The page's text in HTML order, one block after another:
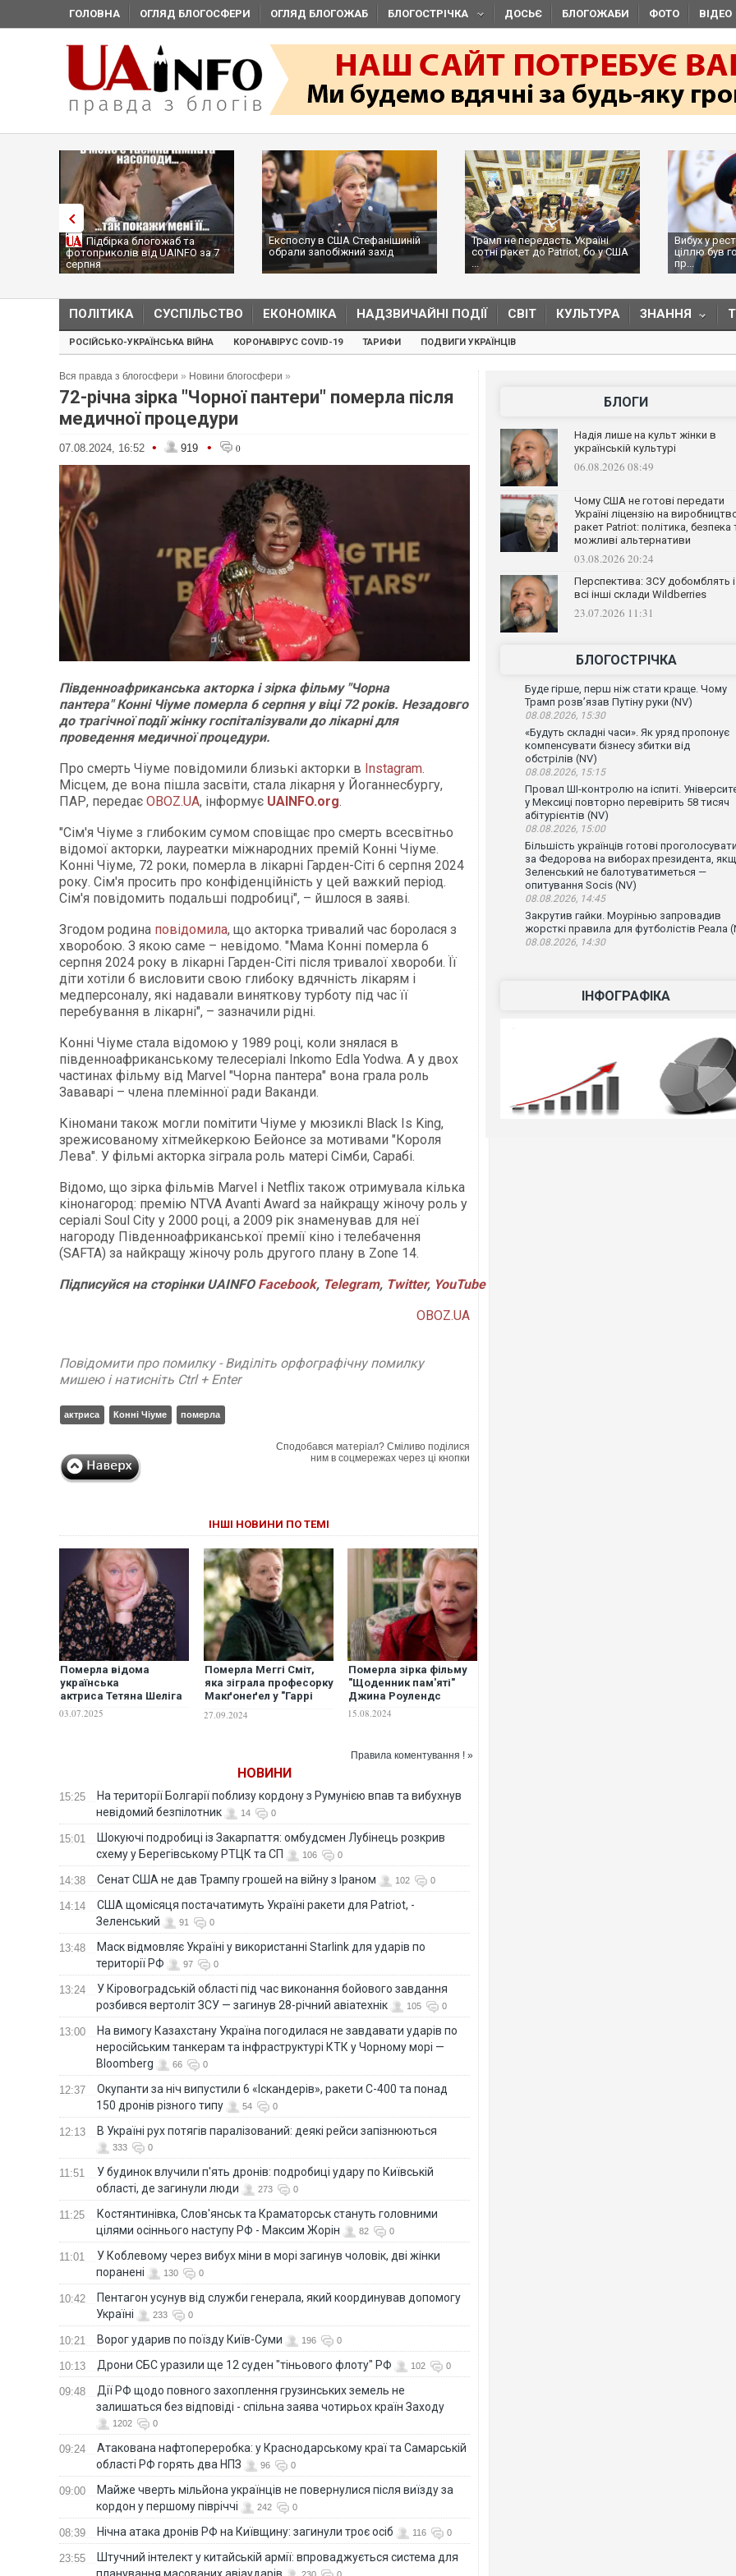
ГОЛОВНА ОГЛЯД БЛОГОСФЕРИ ОГЛЯД БЛОГОЖАБ БЛОГОСТРІЧКА ДОСЬЄ БЛОГОЖАБИ ФОТО ВІДЕО
Підбірка блогожаб та
фотоприколів від UAINFO за 7
серпня
Експослу в США Стефанішиній
обрали запобіжний захід
Трамп не передасть Україні
сотні ракет до Patriot, бо у США
...
Вибух у
ціллю був
пр...
ПОЛІТИКА СУСПІЛЬСТВО ЕКОНОМІКА НАДЗВИЧАЙНІ ПОДІЇ СВІТ КУЛЬТУРА ЗНАННЯ
РОСІЙСЬКО-УКРАЇНСЬКА ВІЙНА КОРОНАВІРУС COVID-19 ТАРИФИ ПОДВИГИ УКРАЇНЦІВ
Вся правда з блогосфери » Новини блогосфери »
72-річна зірка "Чорної пантери" померла після
медичної процедури
07.08.2024, 16:52 • 919 • 0
Південноафриканська акторка і зірка фільму "Чорна
пантера" Конні Чіуме померла 6 серпня у віці 72 років. Незадовго
до трагічної події жінку госпіталізували до лікарні для
проведення медичної процедури.
Про смерть Чіуме повідомили близькі акторки в Instagram.
Місцем, де вона пішла засвіти, стала лікарня у Йоганнесбургу,
ПАР, передає OBOZ.UA, інформує UAINFO.org.
"Сім'я Чіуме з глибоким сумом сповіщає про смерть всесвітньо
відомої акторки, лауреатки міжнародних премій Конні Чіуме.
Конні Чіуме, 72 роки, померла в лікарні Гарден-Сіті 6 серпня 2024
року. Сім'я просить про конфіденційність у цей важкий період.
Сім'я повідомить подальші подробиці", – йшлося в заяві.
Згодом родина повідомила, що акторка тривалий час боролася з
хворобою. З якою саме – невідомо. "Мама Конні померла 6
серпня 2024 року в лікарні Гарден-Сіті після тривалої хвороби. Її
діти хотіли б висловити свою глибоку вдячність лікарям і
медперсоналу, які надавали виняткову турботу під час її
перебування в лікарні", – зазначили рідні.
Конні Чіуме стала відомою у 1989 році, коли знялася в
південноафриканському телесеріалі Inkomo Edla Yodwa. А у двох
частинах фільму від Marvel "Чорна пантера" вона грала роль
Зававарі – члена племінної ради Ваканди.
Кіномани також могли помітити Чіуме у мюзиклі Black Is King,
зрежисованому хітмейкеркою Бейонсе за мотивами "Короля
Лева". У фільмі акторка зіграла роль матері Сімби, Сарабі.
Відомо, що зірка фільмів Marvel і Netflix також отримувала кілька
кінонагород: премію NTVA Avanti Award за найкращу жіночу роль у
серіалі Soul City у 2000 році, а 2009 рік знаменував для неї
нагороду Південноафриканської премії кіно і телебачення
(SAFTA) за найкращу жіночу роль другого плану в Zone 14.
Підписуйся на сторінки UAINFO Facebook, Telegram, Twitter, YouTube
OBOZ.UA
Повідомити про помилку - Виділіть орфографічну помилку
мишею і натисніть Ctrl + Enter
актриса Конні Чіуме померла
Сподобався матеріал? Сміливо поділися
ним в соцмережах через ці кнопки
ІНШІ НОВИНИ ПО ТЕМІ
Померла відома
українська
актриса Тетяна Шеліга
03.07.2025
Померла Меггі Сміт,
яка зіграла професорку
Макґонеґел у "Гаррі
27.09.2024
Померла зірка фільму
"Щоденник пам'яті"
Джина Роулендс
15.08.2024
Правила коментування ! »
НОВИНИ
15:25
На території Болгарії поблизу кордону з Румунією впав та вибухнув
невідомий безпілотник
14 0
15:01
Шокуючі подробиці із Закарпаття: омбудсмен Лубінець розкрив
схему у Берегівському РТЦК та СП
106 0
14:38 Сенат США не дав Трампу грошей на війну з Іраном 102 0
14:14
США щомісяця постачатимуть Україні ракети для Patriot, -
Зеленський
91 0
13:48
Маск відмовляє Україні у використанні Starlink для ударів по
території РФ
97 0
13:24
У Кіровоградській області під час виконання бойового завдання
розбився вертоліт ЗСУ — загинув 28-річний авіатехнік
105 0
13:00
На вимогу Казахстану Україна погодилася не завдавати ударів по
неросійським танкерам та інфраструктурі КТК у Чорному морі —
Bloomberg
66 0
12:37
Окупанти за ніч випустили 6 «Іскандерів», ракети С-400 та понад
150 дронів різного типу
54 0
12:13 В Україні рух потягів паралізований: деякі рейси запізнюються
333 0
11:51
У будинок влучили п'ять дронів: подробиці удару по Київській
області, де загинули люди
273 0
11:25
Костянтинівка, Слов'янськ та Краматорськ стануть головними
цілями осіннього наступу РФ - Максим Жорін
82 0
11:01
У Коблевому через вибух міни в морі загинув чоловік, дві жінки
поранені
130 0
10:42
Пентагон усунув від служби генерала, який координував допомогу
Україні
233 0
10:21 Ворог ударив по поїзду Київ-Суми 196 0
10:13 Дрони СБС уразили ще 12 суден "тіньового флоту" РФ 102 0
09:48
Дії РФ щодо повного захоплення грузинських земель не
залишаться без відповіді - спільна заява чотирьох країн Заходу
1202 0
09:24
Атакована нафтопереробка: у Краснодарському краї та Самарській
області РФ горять два НПЗ
96 0
09:00
Майже чверть мільйона українців не повернулися після виїзду за
кордон у першому півріччі
242 0
08:39 Нічна атака дронів РФ на Київщину: загинули троє осіб 116 0
23:55
Штучний інтелект у китайській армії: впроваджується система для
БЛОГИ
Надія лише на культ жінки в
українській культурі
06.08.2026 08:49
Чому США не готові передати
Україні ліцензію на
ракет Patriot: політика, безпека
можливі альтернативи
03.08.2026 20:24
Перспектива: ЗСУ добомблять і
всі інші склади Wildberries
23.07.2026 11:31
БЛОГОСТРІЧКА
Буде гірше, перш ніж стати краще. Чому
Трамп розв’язав Путіну руки (NV)
08.08.2026, 15:30
«Будуть складні часи». Як уряд пропонує
компенсувати бізнесу збитки від
обстрілів (NV)
08.08.2026, 15:15
Провал ШІ-контролю на іспиті.
у Мексиці повторно перевірить 58 тисяч
абітурієнтів (NV)
08.08.2026, 15:00
Більшість українців готові проголосувати
за Федорова на виборах президента,
Зеленський не балотуватиметься —
опитування Socis (NV)
08.08.2026, 14:45
Закрутив гайки. Моурінью запровадив
жорсткі правила для футболістів Реала
08.08.2026, 14:30
ІНФОГРАФІКА
Ворог завдав комбінованого
двоє поранених. Ще десятеро
після атаки БПЛА по ринку на
Вже вивели на тести: Ferrari